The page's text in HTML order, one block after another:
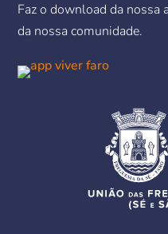
Faz o download da nossa
da nossa comunidade.